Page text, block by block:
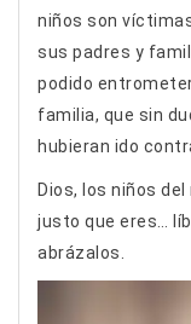
niños son
sus padres y
podido
familia, que sin
hubieran ido
Dios, los niños
justo que eres…
abrázalos.